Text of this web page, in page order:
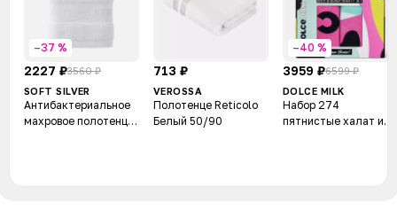
–37 %
2227 ₽3560 ₽
SOFT SILVER
Антибактериальное
махровое полотенце
713 ₽
VEROSSA
Полотенце Reticolo
Белый 50/90
–40 %
3959 ₽6599 ₽
DOLCE MILK
Набор 274
пятнистые халат и